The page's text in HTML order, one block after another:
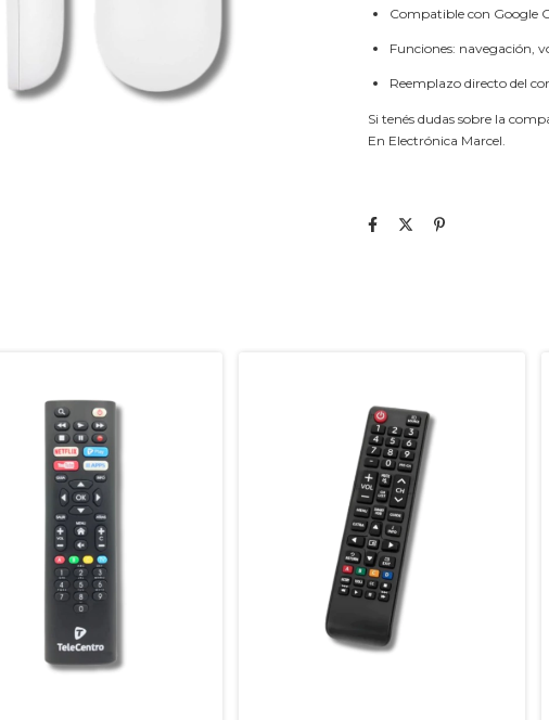
Compatible con Google
Funciones: navegación,
Reemplazo directo del
Si tenés dudas sobre la
En Electrónica Marcel.